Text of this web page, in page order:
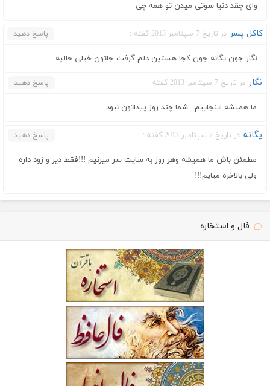
وای چقد دنیا سوتی میدن تو همه چی
کاکل پسر در تاریخ 7 سپتامبر 2013 گفته : پاسخ دهید
نگار جون یگانه جون کجا هستین دلم گرفت جاتون خیلی خالیه
نگار در تاریخ 7 سپتامبر 2013 گفته : پاسخ دهید
ما همیشه اینجاییم . شما چند روز پیداتون نبود
یگانه در تاریخ 7 سپتامبر 2013 گفته : پاسخ دهید
مطمئن باش ما همیشه وهر روز به سایت سر میزنیم !!!فقط دیر و زود داره
ولی بالاخره میایم!!!
فال و استخاره